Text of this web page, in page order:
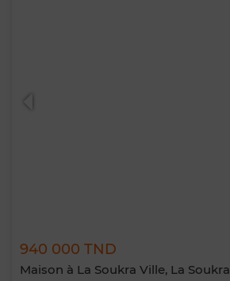
940 000 TND
Maison à La Soukra Ville, La Soukra